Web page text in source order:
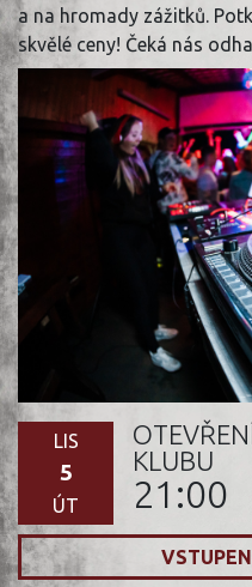
a na hromady zážitků.
skvělé ceny! Čeká nás
LIS
5
ÚT
KLUBU
21:00